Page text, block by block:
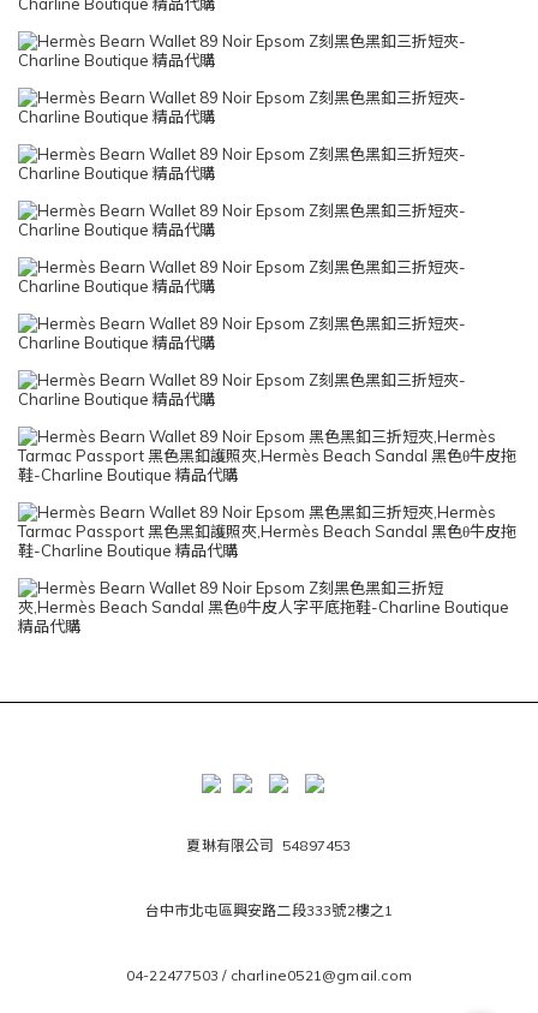
夏琳有限公司 54897453
台中市北屯區興安路二段333號2樓之1
04-22477503 / charline0521@gmail.com